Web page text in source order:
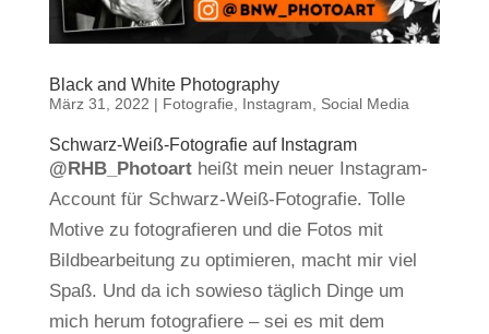
Black and White Photography
März 31, 2022 | Fotografie Instagram Social Media
Schwarz-Weiß-Fotografie auf Instagram
@RHB_Photoartheißt mein neuer Instagram-
Account für Schwarz-Weiß-Fotografie. Tolle
Motive zu fotografieren und die Fotos mit
Bildbearbeitung zu optimieren, macht mir viel
Spaß. Und da ich sowieso täglich Dinge um
mich herum fotografiere – sei es mit dem